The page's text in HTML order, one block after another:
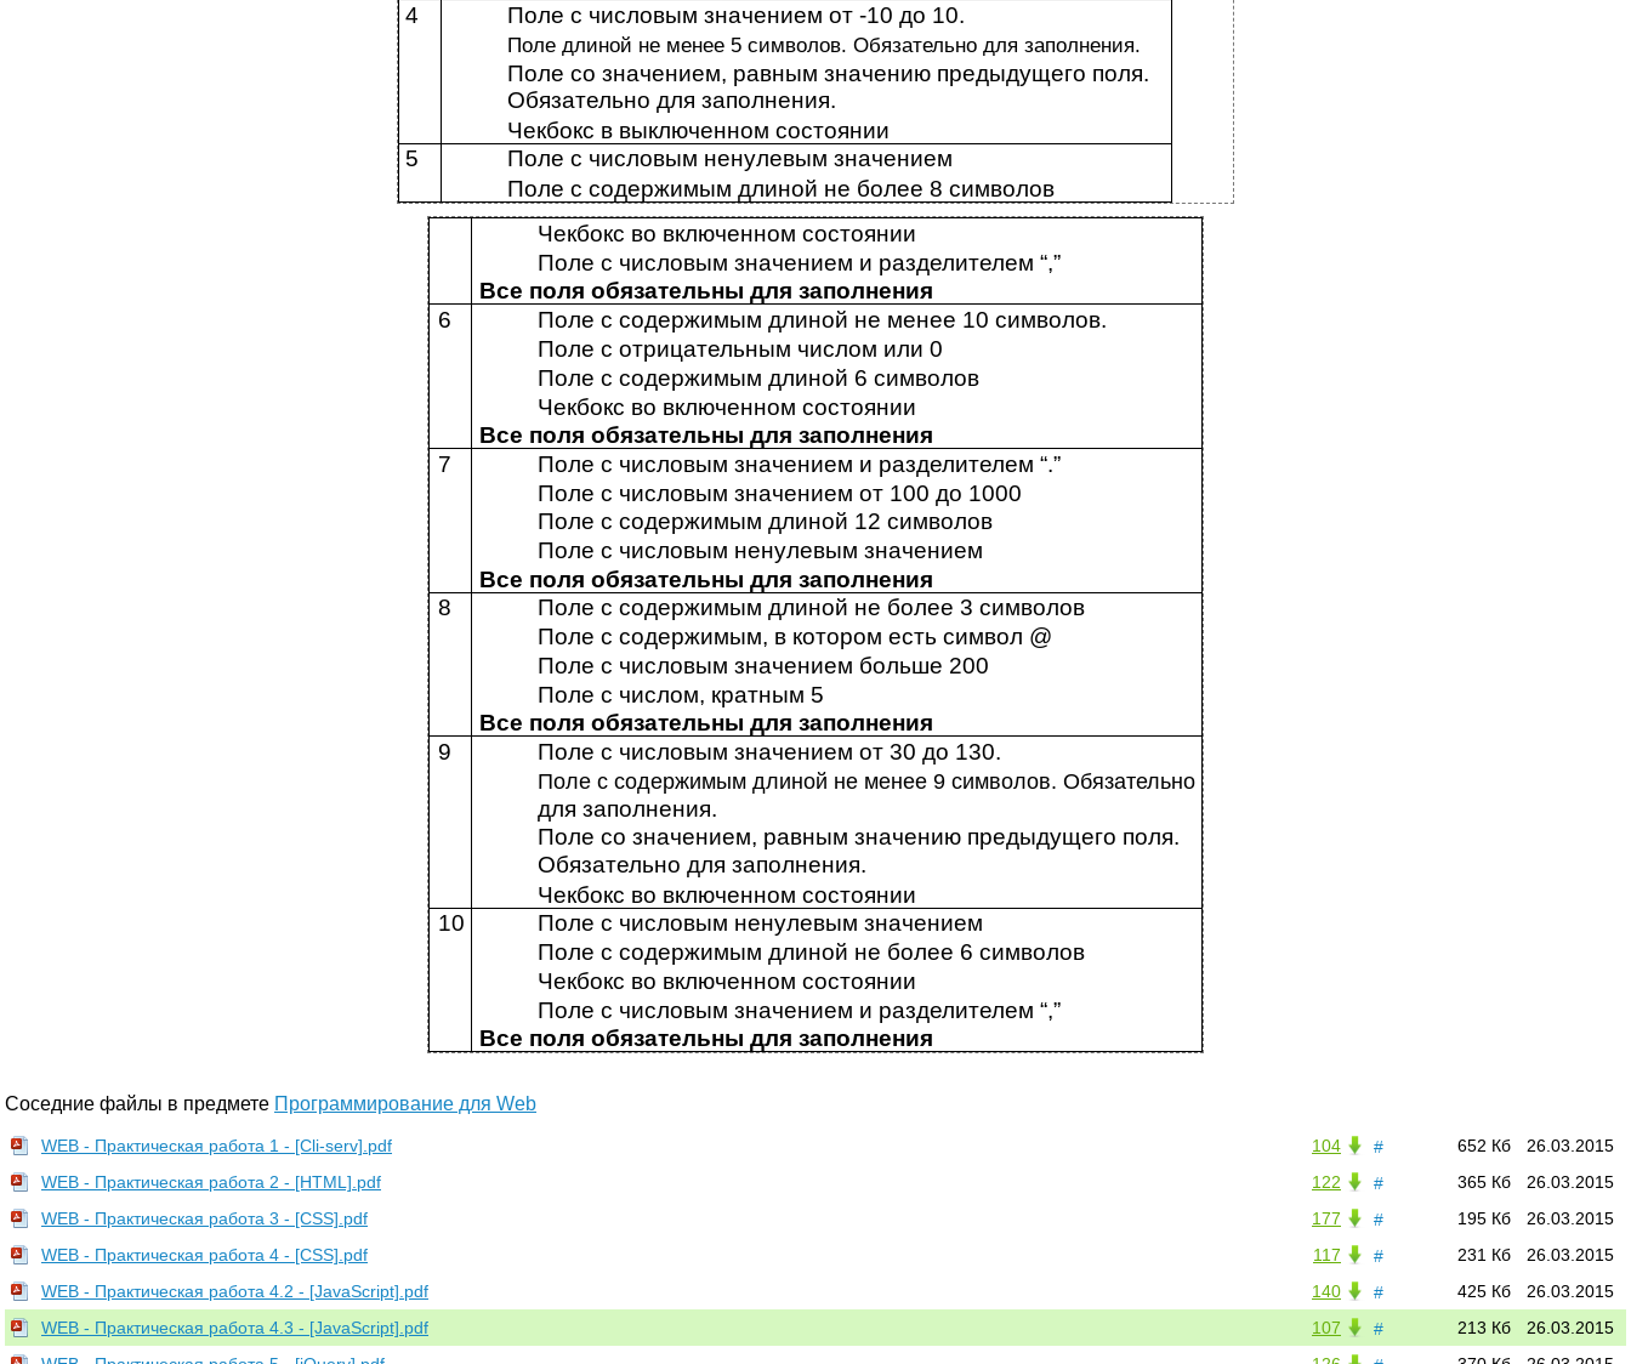
4
Поле с числовым значением от -10 до 10.
Поле длиной не менее 5 символов. Обязательно для заполнения.
Поле со значением, равным значению предыдущего поля.
Обязательно для заполнения.
Чекбокс в выключенном состоянии
5
Поле с числовым ненулевым значением
Поле с содержимым длиной не более 8 символов
Чекбокс во включенном состоянии
Поле с числовым значением и разделителем “,”
Все поля обязательны для заполнения
6
Поле с содержимым длиной не менее 10 символов.
Поле с отрицательным числом или 0
Поле с содержимым длиной 6 символов
Чекбокс во включенном состоянии
Все поля обязательны для заполнения
7
Поле с числовым значением и разделителем “.”
Поле с числовым значением от 100 до 1000
Поле с содержимым длиной 12 символов
Поле с числовым ненулевым значением
Все поля обязательны для заполнения
8
Поле с содержимым длиной не более 3 символов
Поле с содержимым, в котором есть символ @
Поле с числовым значением больше 200
Поле с числом, кратным 5
Все поля обязательны для заполнения
9
Поле с числовым значением от 30 до 130.
Поле с содержимым длиной не менее 9 символов. Обязательно
для заполнения.
Поле со значением, равным значению предыдущего поля.
Обязательно для заполнения.
Чекбокс во включенном состоянии
10
Поле с числовым ненулевым значением
Поле с содержимым длиной не более 6 символов
Чекбокс во включенном состоянии
Поле с числовым значением и разделителем “,”
Все поля обязательны для заполнения
Соседние файлы в предмете Программирование для Web
# 26.03.2015
652 Кб
104
WEB - Практическая работа 1 - [Cli-serv].pdf
#
26.03.2015
365 Кб
122
WEB - Практическая работа 2 - [HTML].pdf
#
26.03.2015
195 Кб
177
WEB - Практическая работа 3 - [CSS].pdf
#
26.03.2015
231 Кб
117
WEB - Практическая работа 4 - [CSS].pdf
#
26.03.2015
425 Кб
140
WEB - Практическая работа 4.2 - [JavaScript].pdf
#
26.03.2015
213 Кб
107
WEB - Практическая работа 4.3 - [JavaScript].pdf